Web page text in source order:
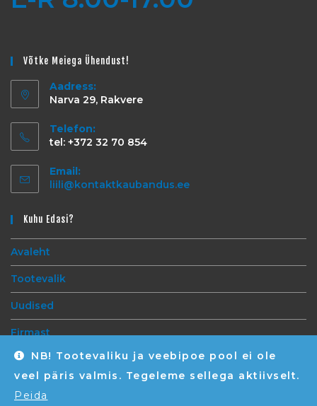
NB! Tootevaliku ja veebipoe pool ei ole
veel päris valmis. Tegeleme sellega aktiivselt.
Peida
Võtke Meiega Ühendust!
Aadress:
Narva 29, Rakvere
Telefon:
tel: +372 32 70 854
Email:
liili@kontaktkaubandus.ee
Kuhu Edasi?
Avaleht
Tootevalik
Uudised
Firmast
Kontakt